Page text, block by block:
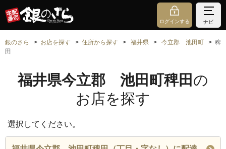
ログインする ナビ
銀のさら お店を探す 住所から探す 福井県 今立郡 池田町
稗
田
福井県今立郡 池田町稗田 の
お店を探す
選択してください。